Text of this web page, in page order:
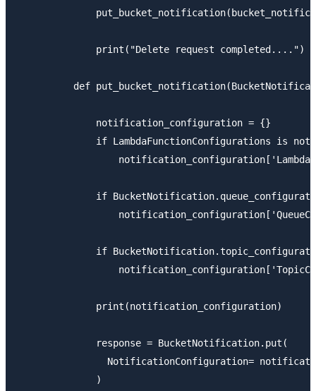
              print("Delete request completed....")
def
              notification_configuration = {}
if LambdaFunctionConfigurations is not
if
if
              print(notification_configuration)
              response = BucketNotification.put(
NotificationConfiguration=
              )